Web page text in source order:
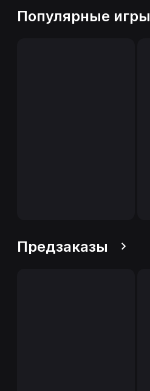
Популярные игры
Предзаказы